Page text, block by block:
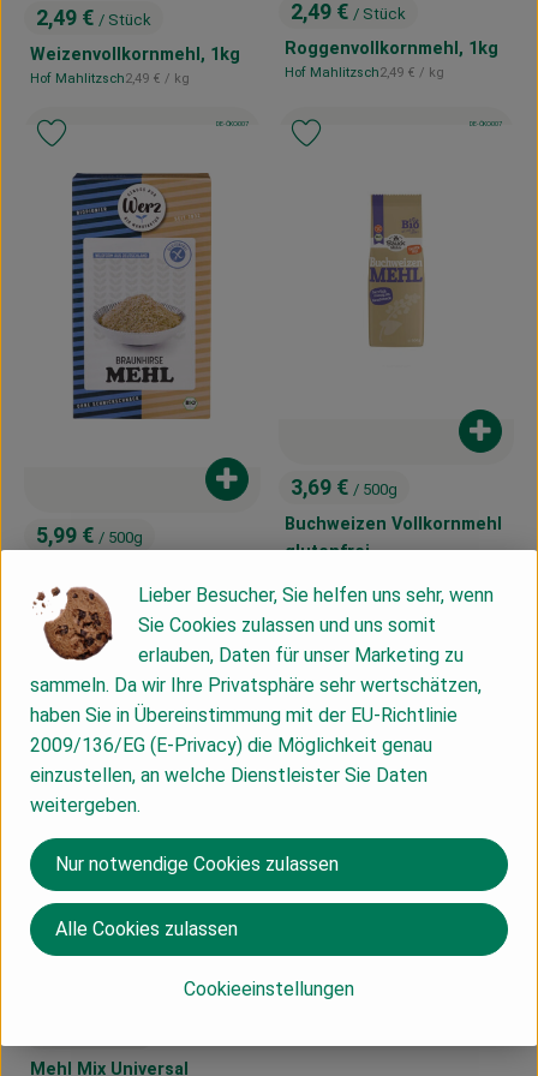
, Preis:
2,49 € / Stück
Weizenvollkornmehl, 1kg
, Herkunft:
Hof Mahlitzsch, Referenzpreis:
2,49 € / kg
, Preis:
2,49 € / Stück
Roggenvollkornmehl, 1kg
, Herkunft:
Hof Mahlitzsch, Referenzpreis:
2,49 € / kg
, Preis:
5,99 € / 500g
glutenfrei
, Herkunft:
Deutschland, Referenzpreis:
11,98 €/ 1kg
Produkt zum Warenkorb hinzufügen
, Verband:
, Kontrollstelle:
DE-ÖKO-007
, Preis:
3,69 € / 500g
Buchweizen Vollkornmehl
glutenfrei
, Herkunft:
, Verband:
, Kontrollstelle:
DE-ÖKO-007
, Preis:
Mehl Mix Universal
Produkt zum Warenkorb hinzufügen
, Verband:
Produkt zu Favouriten hinzufügen
, Preis:
, Herkunft:
Produkt zu Favouriten hinzufügen
Lieber Besucher, Sie helfen uns sehr, wenn
Sie Cookies zulassen und uns somit
erlauben, Daten für unser Marketing zu
sammeln. Da wir Ihre Privatsphäre sehr wertschätzen,
haben Sie in Übereinstimmung mit der EU-Richtlinie
2009/136/EG (E-Privacy) die Möglichkeit genau
einzustellen, an welche Dienstleister Sie Daten
weitergeben.
Cookieeinstellungen
Nur notwendige Cookies zulassen
Alle Cookies zulassen